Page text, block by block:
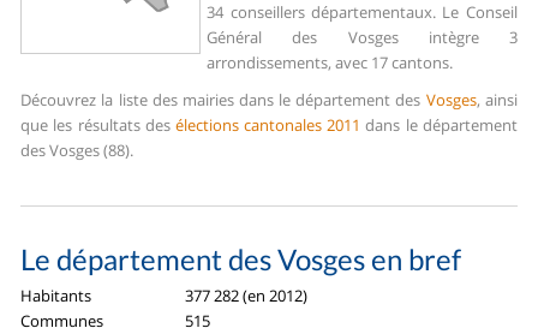
34 conseillers départementaux. Le Conseil
Général des Vosges intègre 3
arrondissements, avec 17 cantons.
Découvrez la liste des mairies dans le département des Vosges, ainsi
que les résultats desélections cantonales 2011dans le département
des Vosges (88).
Le département des Vosges en bref
Habitants
377 282 (en 2012)
Communes
515